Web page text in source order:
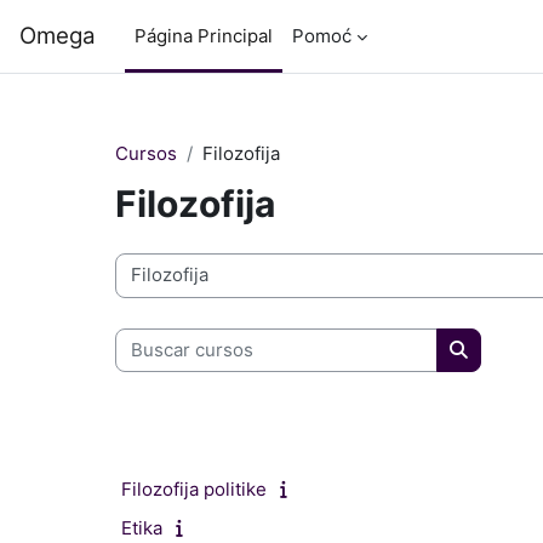
Omega Página Principal Pomoć
Cursos Filozofija
Filozofija
Categorías
Buscar cursos
Buscar
Filozofija politike
Etika